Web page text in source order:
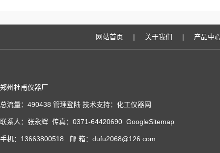
网站首页 | 关于我们 | 产品中
郑州杜甫仪器厂
总流量：490438 管理登陆 技术支持： 化工仪器网
联系人：张永辉 传真：0371-64420690 GoogleSitemap
手机：13663800518 邮 箱：dufu2068@126.com